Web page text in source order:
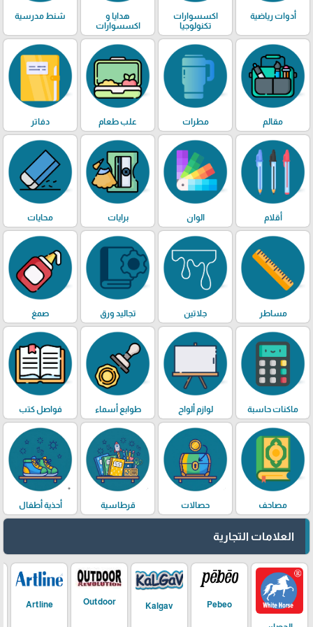
أدوات رياضية
اكسسوارات
تكنولوجيا
هدايا و
اكسسوارات
شنط مدرسية
مقالم مطرات علب طعام دفاتر
أقلام الوان برايات محايات
مساطر جلاتين تجاليد ورق صمغ
ماكنات حاسبة لوازم ألواح طوابع أسماء فواصل كتب
مصاحف حصالات قرطاسية أحذية أطفال
العلامات التجارية
Pebeo
Kalgav
Outdoor
Artline